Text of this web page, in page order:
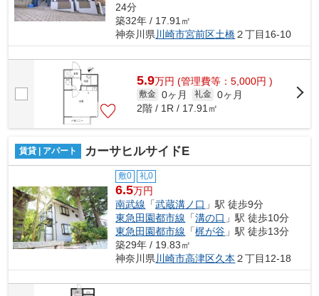
24分
築32年 / 17.91㎡
神奈川県 川崎市宮前区土橋２丁目16-10
5.9万円 (管理費等：5,000円 )
敷金 0ヶ月 礼金 0ヶ月
2階 / 1R / 17.91㎡
賃貸 | アパート カーサヒルサイドE
敷0 礼0
6.5万円
南武線 「武蔵溝ノ口 」駅 徒歩9分
東急田園都市線 「溝の口 」駅 徒歩10分
東急田園都市線 「梶が谷 」駅 徒歩13分
築29年 / 19.83㎡
神奈川県 川崎市高津区久本 ２丁目12-18